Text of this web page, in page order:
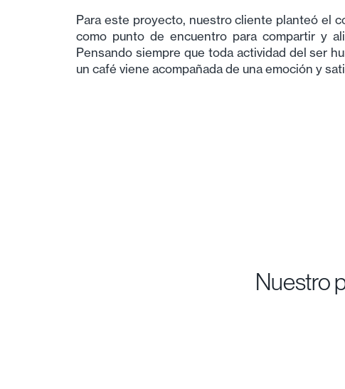
Para este proyecto, nuestro cliente planteó el
como punto de encuentro para compartir y
Pensando siempre que toda actividad del ser
un café viene acompañada de una emoción y
Nuestro